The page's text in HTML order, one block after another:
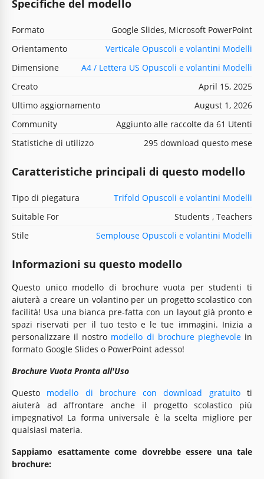
Specifiche del modello
Formato
Google Slides, Microsoft PowerPoint
Orientamento
Verticale Opuscoli e volantini Modelli
Dimensione
A4 / Lettera US Opuscoli e volantini Modelli
Creato
April 15, 2025
Ultimo aggiornamento
August 1, 2026
Community
Aggiunto alle raccolte da 61 Utenti
Statistiche di utilizzo
295 download questo mese
Caratteristiche principali di questo modello
Tipo di piegatura
Trifold Opuscoli e volantini Modelli
Suitable For
Students , Teachers
Stile
Semplouse Opuscoli e volantini Modelli
Informazioni su questo modello
Questo unico modello di brochure vuota per studenti ti
aiuterà a creare un volantino per un progetto scolastico con
facilità! Usa una bianca pre-fatta con un layout già pronto e
spazi riservati per il tuo testo e le tue immagini. Inizia a
personalizzare il nostro modello di brochure pieghevolein
formato Google Slides o PowerPoint adesso!
Brochure Vuota Pronta all'Uso
Questo modello di brochure con download gratuitoti
aiuterà ad affrontare anche il progetto scolastico più
impegnativo! La forma universale è la scelta migliore per
qualsiasi materia.
Sappiamo esattamente come dovrebbe essere una tale
brochure: